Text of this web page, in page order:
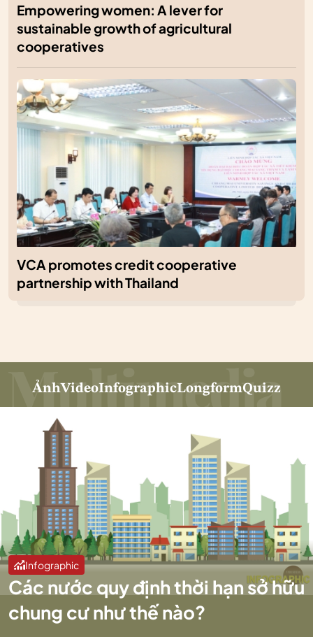
Empowering women: A lever for
sustainable growth of agricultural
cooperatives
VCA promotes credit cooperative
partnership with Thailand
ẢnhVideoInfographicLongformQuizz
Infographic
Các nước quy định thời hạn sở hữu
chung cư như thế nào?